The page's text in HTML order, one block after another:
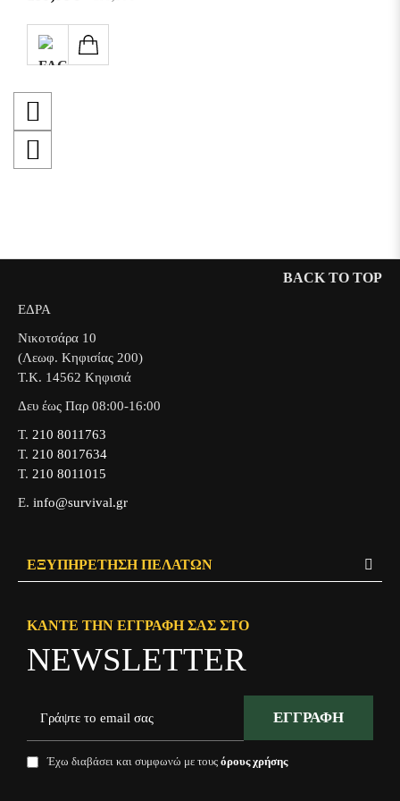
καταστροφή της μεμβράνης
υποδήματος, αφήστε το να στεγνώσει σε ξηρό και σκιερό
μέρος με φυσικό τρόπο ή χρησιμοποιήστε υλικά όπως πχ.
εφημερίδα ή χαρτί τοποθετώντας τα στο εσωτερικό του για
να απορροφηθεί γρηγορότερα η υγρασία.
αποθηκευμένα σε ξηρό και σκιερό μέρος.
BACK TO TOP
ΕΔΡΑ
Νικοτσάρα 10
(Λεωφ. Κηφισίας 200)
Τ.Κ. 14562 Κηφισιά
Δευ έως Παρ 08:00-16:00
Τ. 210 8011763
Τ. 210 8017634
Τ. 210 8011015
Ε. info@survival.gr
ΕΞΥΠΗΡΈΤΗΣΗ ΠΕΛΑΤΏΝ
ΚΆΝΤΕ ΤΗΝ ΕΓΓΡΑΦΉ ΣΑΣ ΣΤΟ
NEWSLETTER
ΕΓΓΡΑΦΉ
Έχω διαβάσει και συμφωνώ με τους όρους χρήσης